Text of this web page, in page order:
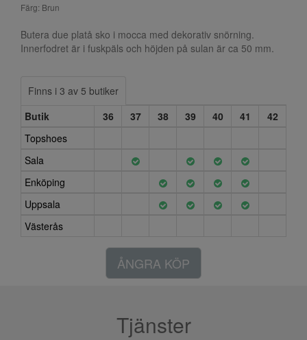
Färg: Brun
Butera due platå sko i mocca med dekorativ snörning.
Innerfodret är i fuskpäls och höjden på sulan är ca 50 mm.
Finns i 3 av 5 butiker
Butik
36 37 38 39 40 41
42
Topshoes
Sala
Enköping
Uppsala
Västerås
ÅNGRA KÖP
Tjänster